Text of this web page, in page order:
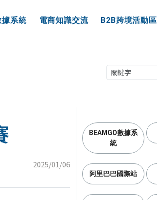
據系統 電商知識交流 B2B跨境活動區
2025/01/06
BEAMGO數據系
統
阿里巴巴國際站